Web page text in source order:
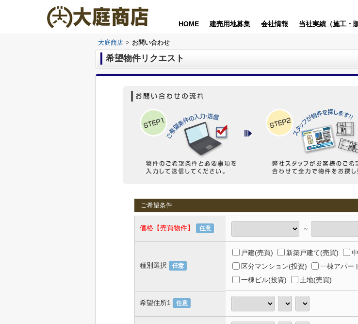
HOME 建売用地募集 会社情報 当社実績（施工・
大庭商店 > お問い合わせ
希望物件リクエスト
ご希望条件
価格【売買物件】 任意 ～
種別選択 任意
戸建(売買) 新築戸建て(売買)
区分マンション(投資)
一棟アパー
一棟ビル(投資)
土地(売買)
希望住所1 任意